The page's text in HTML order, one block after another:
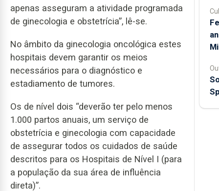
apenas asseguram a atividade programada
de ginecologia e obstetrícia”, lê-se.
No âmbito da ginecologia oncológica estes
hospitais devem garantir os meios
necessários para o diagnóstico e
estadiamento de tumores.
Os de nível dois “deverão ter pelo menos
1.000 partos anuais, um serviço de
obstetrícia e ginecologia com capacidade
de assegurar todos os cuidados de saúde
descritos para os Hospitais de Nível I (para
a população da sua área de influência
direta)”.